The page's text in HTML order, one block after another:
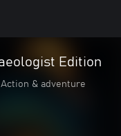
Edition
Action & adventure